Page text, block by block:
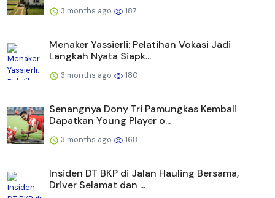
3 months ago 187
Menaker Yassierli: Pelatihan Vokasi Jadi
Langkah Nyata Siapk...
3 months ago 180
Senangnya Dony Tri Pamungkas Kembali
Dapatkan Young Player o...
3 months ago 168
Insiden DT BKP di Jalan Hauling Bersama,
Driver Selamat dan ...